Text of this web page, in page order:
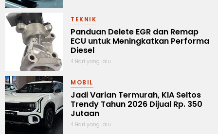
TEKNIK
Panduan Delete EGR dan Remap
ECU untuk Meningkatkan Performa
Diesel
4 Hari yang lalu
MOBIL
Jadi Varian Termurah, KIA Seltos
Trendy Tahun 2026 Dijual Rp. 350
Jutaan
4 Hari yang lalu